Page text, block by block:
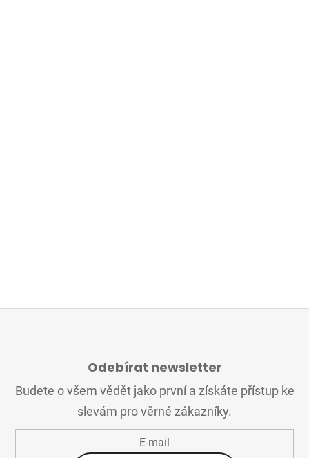
Odebírat newsletter
Budete o všem vědět jako první a získáte přístup ke
slevám pro věrné zákazníky.
E-mail